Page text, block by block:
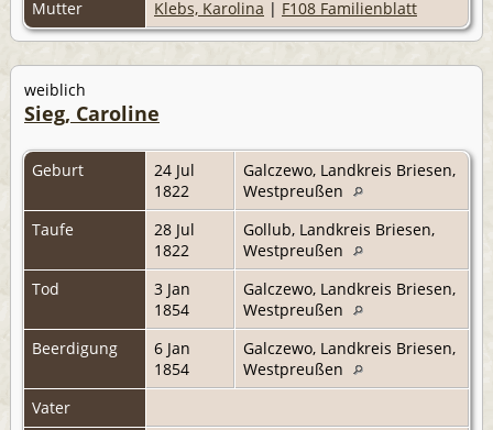
Mutter
Klebs, Karolina | F108 Familienblatt
weiblich
Sieg, Caroline
Geburt
24 Jul
1822
Galczewo, Landkreis Briesen,
Westpreußen
Taufe
28 Jul
1822
Gollub, Landkreis Briesen,
Westpreußen
Tod
3 Jan
1854
Galczewo, Landkreis Briesen,
Westpreußen
Beerdigung
6 Jan
1854
Galczewo, Landkreis Briesen,
Westpreußen
Vater